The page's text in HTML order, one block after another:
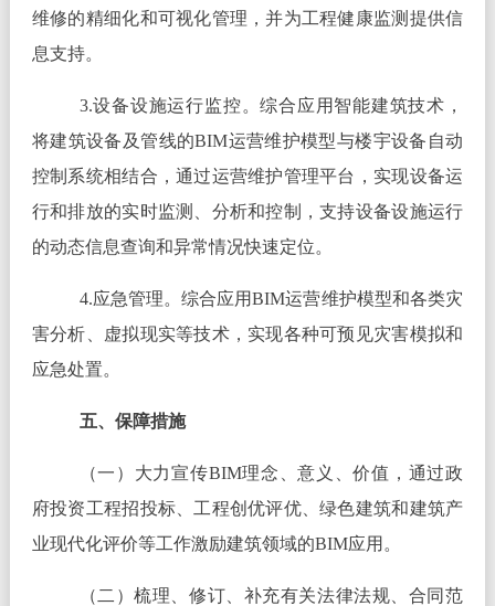
维修的精细化和可视化管理，并为工程健康监测提供信
息支持。
3.设备设施运行监控。综合应用智能建筑技术，
将建筑设备及管线的BIM运营维护模型与楼宇设备自动
控制系统相结合，通过运营维护管理平台，实现设备运
行和排放的实时监测、分析和控制，支持设备设施运行
的动态信息查询和异常情况快速定位。
4.应急管理。综合应用BIM运营维护模型和各类灾
害分析、虚拟现实等技术，实现各种可预见灾害模拟和
应急处置。
五、保障措施
（一）大力宣传BIM理念、意义、价值，通过政
府投资工程招投标、工程创优评优、绿色建筑和建筑产
业现代化评价等工作激励建筑领域的BIM应用。
（二）梳理、修订、补充有关法律法规、合同范